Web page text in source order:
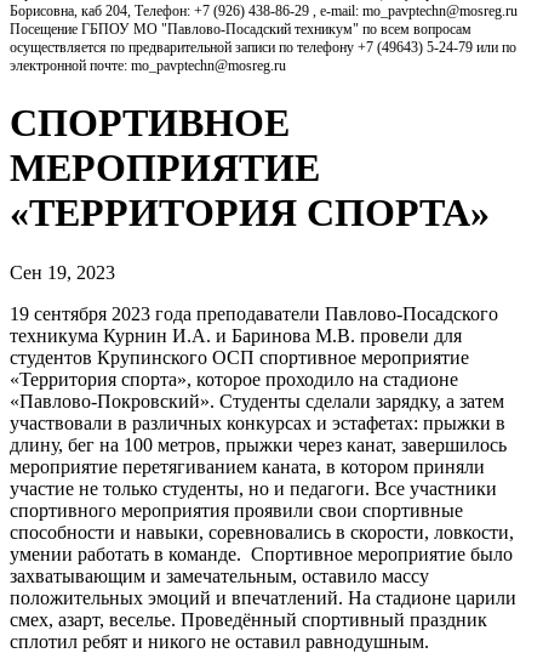
Борисовна, каб 204, Телефон: +7 (926) 438-86-29 , e-mail: mo_pavptechn@mosreg.ru
Посещение ГБПОУ МО "Павлово-Посадский техникум" по всем вопросам
осуществляется по предварительной записи по телефону +7 (49643) 5-24-79 или по
электронной почте: mo_pavptechn@mosreg.ru
СПОРТИВНОЕ
МЕРОПРИЯТИЕ
«ТЕРРИТОРИЯ СПОРТА»
Сен 19, 2023
19 сентября 2023 года преподаватели Павлово-Посадского
техникума Курнин И.А. и Баринова М.В. провели для
студентов Крупинского ОСП спортивное мероприятие
«Территория спорта», которое проходило на стадионе
«Павлово-Покровский». Студенты сделали зарядку, а затем
участвовали в различных конкурсах и эстафетах: прыжки в
длину, бег на 100 метров, прыжки через канат, завершилось
мероприятие перетягиванием каната, в котором приняли
участие не только студенты, но и педагоги. Все участники
спортивного мероприятия проявили свои спортивные
способности и навыки, соревновались в скорости, ловкости,
умении работать в команде. Спортивное мероприятие было
захватывающим и замечательным, оставило массу
положительных эмоций и впечатлений. На стадионе царили
смех, азарт, веселье. Проведённый спортивный праздник
сплотил ребят и никого не оставил равнодушным.